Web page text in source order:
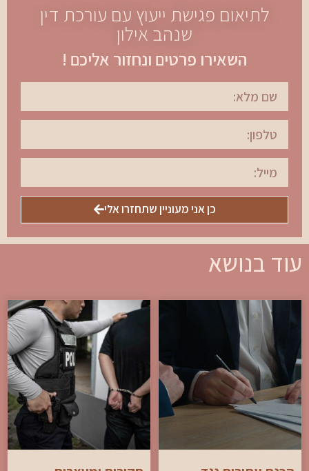
לתיאום פגישת ייעוץ עם עורכת דין
שנהב אילון
השאירו פרטים ונחזור אליכם !
כן אני מעוניין שתחזרו אלי
עוד בנושא